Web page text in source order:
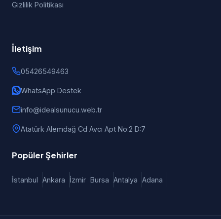
Gizlilik Politikası
İletişim
05426549463
WhatsApp Destek
info@idealsunucu.web.tr
Atatürk Alemdağ Cd Avcı Apt No:2 D:7
Popüler Şehirler
İstanbul Ankara İzmir Bursa Antalya Adana